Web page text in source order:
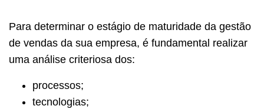
Para determinar o estágio de maturidade da gestão
de vendas da sua empresa, é fundamental realizar
uma análise criteriosa dos:
processos;
tecnologias;